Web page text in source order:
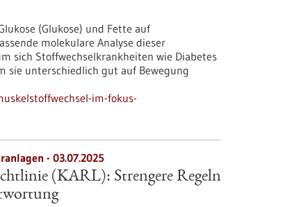
(Glukose) und Fette auf
molekulare Analyse dieser
sich Stoffwechselkrankheiten wie Diabetes
sie unterschiedlich gut auf Bewegung
im-fokus-
- 03.07.2025
(KARL): Strengere Regeln